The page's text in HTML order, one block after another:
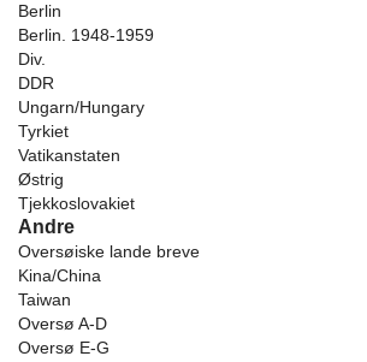
Berlin
Berlin. 1948-1959
Div.
DDR
Ungarn/Hungary
Tyrkiet
Vatikanstaten
Østrig
Tjekkoslovakiet
Andre
Oversøiske lande breve
Kina/China
Taiwan
Oversø A-D
Oversø E-G